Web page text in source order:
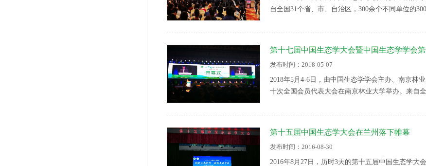
自全国31个省、市、自治区，300余个不同单位的
会主办单位中国生态学学会欧阳志云理事长，以及
40周年，与会代表观看了“奋进四十年中国生态学学
第十七届中国生态学大会暨中国生态学学会
发布时间：2018-05-07
2018年5月4-6日，由中国生态学学会主办、南京林
十次全国会员代表大会在南京林业大学举办。来自
部长、大会承办单位南京林业大学蒋建清书记，协
位中国生态学学会刘世荣理事长，以及其他相关单
第十五届中国生态学大会在兰州落下帷幕
发布时间：2016-08-30
2016年8月27日，历时3天的第十五届中国生态学大